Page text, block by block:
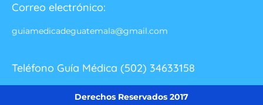
Correo electrónico:
guiamedicadeguatemala@gmail.com
Teléfono Guía Médica (502) 34633158
Derechos Reservados 2017